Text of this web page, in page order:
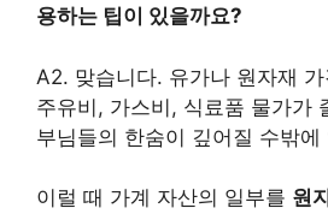
용하는 팁이 있을까요?
A2. 맞습니다. 유가나 원자재
주유비, 가스비, 식료품 물가가
부님들의 한숨이 깊어질 수밖에
이럴 때 가계 자산의 일부를 원